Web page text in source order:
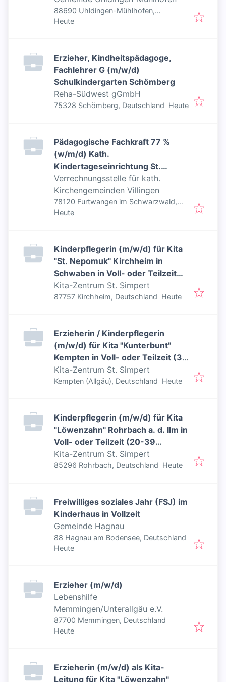
88690 Uhldingen-Mühlhofen,
Deutschland
Veröffentlicht
Heute
Erzieher, Kindheitspädagoge,
Fachlehrer G (m/w/d)
Schulkindergarten Schömberg
Reha-Südwest gGmbH
75328 Schömberg, Deutschland Veröffentlicht
Heute
Pädagogische Fachkraft 77 %
(w/m/d) Kath.
Kindertageseinrichtung St.
Elisabeth in Furtwangen
Verrechnungsstelle für kath.
Kirchengemeinden Villingen
78120 Furtwangen im Schwarzwald,
Deutschland
Veröffentlicht
Heute
Kinderpflegerin (m/w/d) für Kita
"St. Nepomuk" Kirchheim in
Schwaben in Voll- oder Teilzeit
(30-39 Std./Woche)
Kita-Zentrum St. Simpert
87757 Kirchheim, Deutschland Veröffentlicht
Heute
Erzieherin / Kinderpflegerin
(m/w/d) für Kita "Kunterbunt"
Kempten in Voll- oder Teilzeit (30-
39 Std./Woche), ab sofort,
unbefristet
Kita-Zentrum St. Simpert
Kempten (Allgäu), Deutschland Veröffentlicht
Heute
Kinderpflegerin (m/w/d) für Kita
"Löwenzahn" Rohrbach a. d. Ilm in
Voll- oder Teilzeit (20-39
Std./Woche), ab 01.09.2026
Kita-Zentrum St. Simpert
85296 Rohrbach, Deutschland Veröffentlicht
Heute
Freiwilliges soziales Jahr (FSJ) im
Kinderhaus in Vollzeit
Gemeinde Hagnau
88 Hagnau am Bodensee, Deutschland
Veröffentlicht
Heute
Erzieher (m/w/d)
Lebenshilfe
Memmingen/Unterallgäu e.V.
87700 Memmingen, Deutschland
Veröffentlicht
Heute
Erzieherin (m/w/d) als Kita-
Leitung für Kita "Löwenzahn"